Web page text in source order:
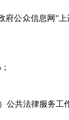
府公众信息网”
公共法律服务